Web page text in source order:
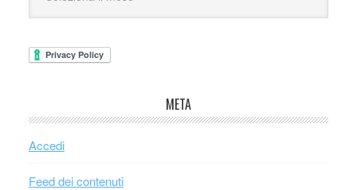
META
Accedi
Feed dei contenuti